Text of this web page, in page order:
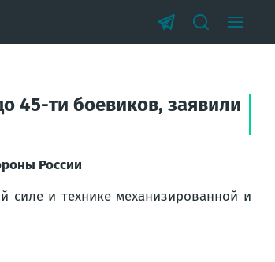
45-ти боевиков, заявили
России
силе и технике механизированной и